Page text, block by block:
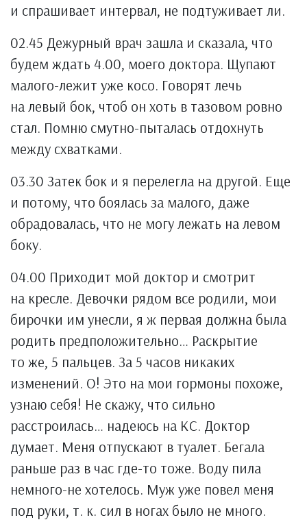
и спрашивает интервал, не подтуживает ли.
02.45 Дежурный врач зашла и сказала, что
будем ждать 4.00, моего доктора. Щупают
малого-лежит уже косо. Говорят лечь
на левый бок, чтоб он хоть в тазовом ровно
стал. Помню смутно-пыталась отдохнуть
между схватками.
03.30 Затек бок и я перелегла на другой. Еще
и потому, что боялась за малого, даже
обрадовалась, что не могу лежать на левом
боку.
04.00 Приходит мой доктор и смотрит
на кресле. Девочки рядом все родили, мои
бирочки им унесли, я ж первая должна была
родить предположительно… Раскрытие
то же, 5 пальцев. За 5 часов никаких
изменений. О! Это на мои гормоны похоже,
узнаю себя! Не скажу, что сильно
расстроилась… надеюсь на КС. Доктор
думает. Меня отпускают в туалет. Бегала
раньше раз в час где-то тоже. Воду пила
немного-не хотелось. Муж уже повел меня
под руки, т. к. сил в ногах было не много.